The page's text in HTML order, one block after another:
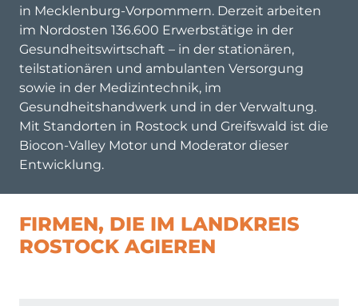
in Mecklenburg-Vorpommern. Derzeit arbeiten
im Nordosten 136.600 Erwerbstätige in der
Gesundheitswirtschaft – in der stationären,
teilstationären und ambulanten Versorgung
sowie in der Medizintechnik, im
Gesundheitshandwerk und in der Verwaltung.
Mit Standorten in Rostock und Greifswald ist die
Biocon-Valley Motor und Moderator dieser
Entwicklung.
FIRMEN, DIE IM LANDKREIS
ROSTOCK AGIEREN